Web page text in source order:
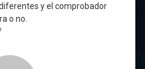
y el comprobador
o no.